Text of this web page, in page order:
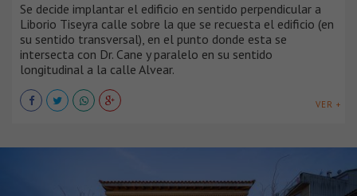
Se decide implantar el edificio en sentido perpendicular a
Liborio Tiseyra calle sobre la que se recuesta el edificio (en
su sentido transversal), en el punto donde esta se
intersecta con Dr. Cane y paralelo en su sentido
longitudinal a la calle Alvear.
VER +